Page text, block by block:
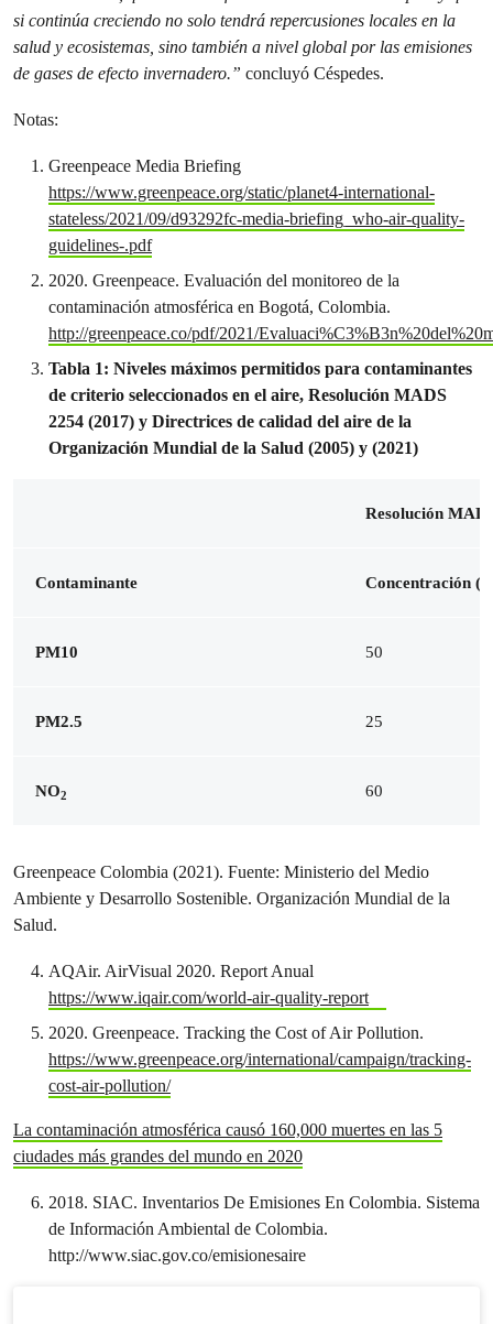
si continúa creciendo no solo tendrá repercusiones locales en la
salud y ecosistemas, sino también a nivel global por las emisiones
de gases de efecto invernadero.” concluyó Céspedes.
Notas:
Greenpeace Media Briefing
https://www.greenpeace.org/static/planet4-international-
stateless/2021/09/d93292fc-media-briefing_who-air-quality-
guidelines-.pdf
2020. Greenpeace. Evaluación del monitoreo de la
contaminación atmosférica en Bogotá, Colombia.
http://greenpeace.co/pdf/2021/
Tabla 1: Niveles máximos permitidos para contaminantes
de criterio seleccionados en el aire, Resolución MADS
2254 (2017) y Directrices de calidad del aire de la
Organización Mundial de la Salud (2005) y (2021)
Resolución
Contaminante Concentración
PM10 50
PM2.5 25
NO2 60
Greenpeace Colombia (2021). Fuente: Ministerio del Medio
Ambiente y Desarrollo Sostenible. Organización Mundial de la
Salud.
AQAir. AirVisual 2020. Report Anual
https://www.iqair.com/world-air-quality-report
2020. Greenpeace. Tracking the Cost of Air Pollution.
https://www.greenpeace.org/international/campaign/tracking-
cost-air-pollution/
La contaminación atmosférica causó 160,000 muertes en las 5
ciudades más grandes del mundo en 2020
2018. SIAC. Inventarios De Emisiones En Colombia. Sistema
de Información Ambiental de Colombia.
http://www.siac.gov.co/emisionesaire